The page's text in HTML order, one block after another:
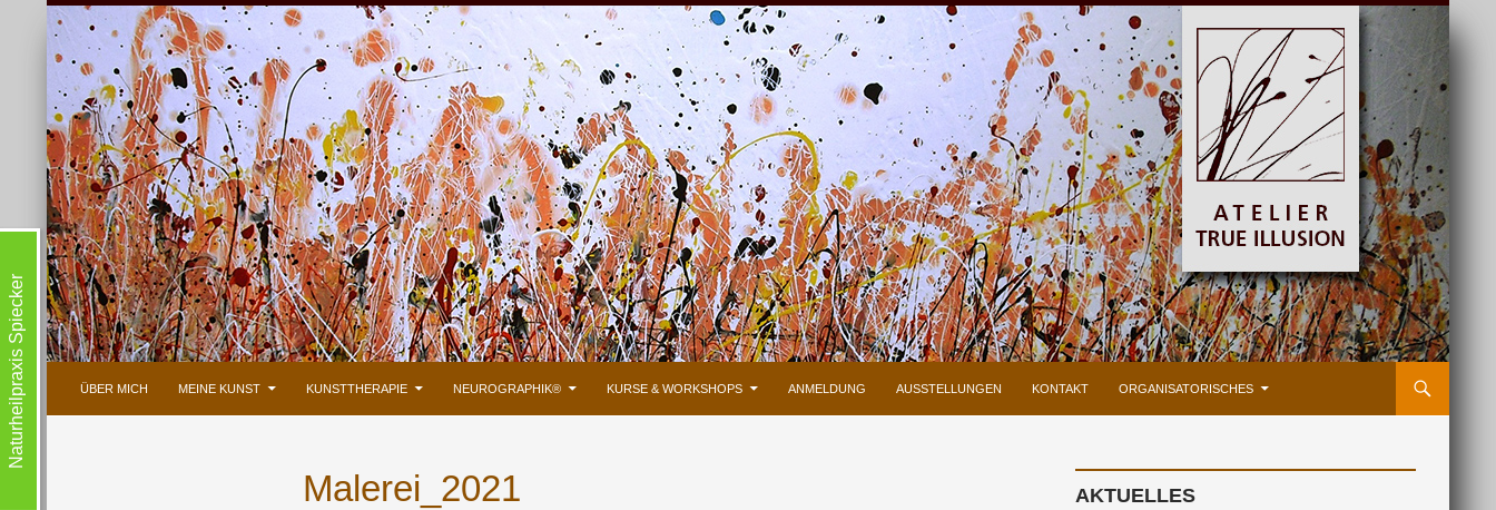
ÜBER MICH
MEINE KUNST KUNSTTHERAPIE NEUROGRAPHIK® KURSE & WORKSHOPS ANMELDUNG AUSSTELLUNGEN KONTAKT ORGANISATORISCHES
Malerei_2021 AKTUELLES
Naturheilpraxis Spiecker